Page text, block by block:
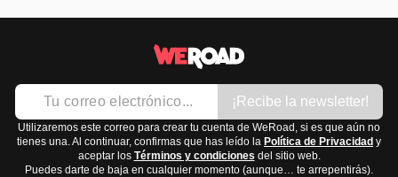
¡Recibe la newsletter!
Utilizaremos este correo para crear tu cuenta de WeRoad, si es que aún no
tienes una. Al continuar, confirmas que has leído la Política de Privacidad y
aceptar los Términos y condiciones del sitio web.
Puedes darte de baja en cualquier momento (aunque… te arrepentirás).